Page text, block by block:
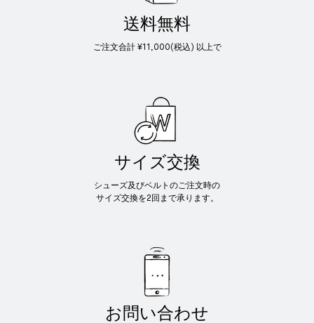
送料無料
ご注文合計 ¥11,000(税込) 以上で
サイズ交換
シューズ及びベルトのご注文時の
サイズ交換を2回まで承ります。
お問い合わせ